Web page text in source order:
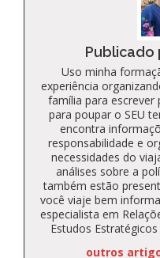
Publicado
Uso minha
experiência
família para
para poupar o SEU
encontra
responsabilidade e
necessidades do
análises sobre a
também estão
você viaje bem
especialista em
Estudos
outros